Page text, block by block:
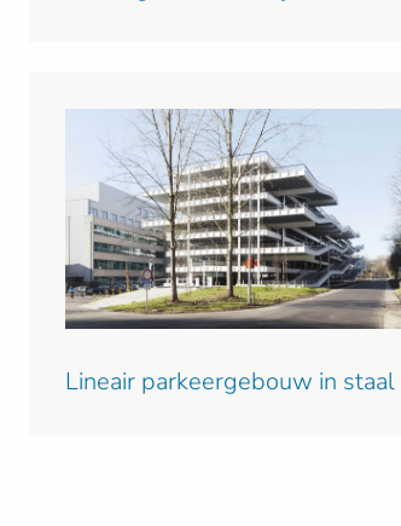
Lineair parkeergebouw in staal